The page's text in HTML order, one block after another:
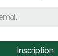
Inscription